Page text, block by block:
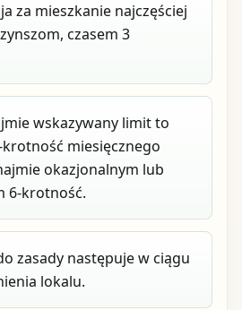
za mieszkanie najczęściej
czasem 3
wskazywany limit to
miesięcznego
okazjonalnym lub
6-krotność.
zasady następuje w ciągu
lokalu.